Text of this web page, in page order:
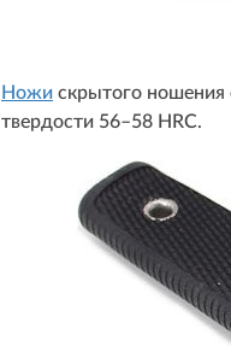
Ножи скрытого
твердости 56–58 HRC.